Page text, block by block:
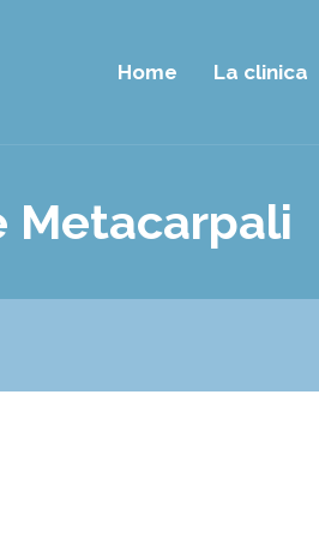
Home La clinica
Metacarpali